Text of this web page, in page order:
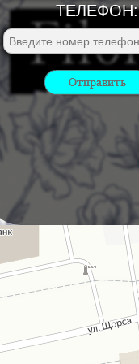
ТЕЛЕФОН: